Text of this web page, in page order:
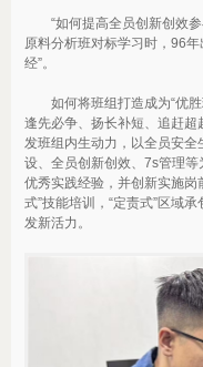
“如何提高全员创新创效参
原料分析班对标学习时，96
经”。
如何将班组打造成为“优胜
逢先必争、扬长补短、追赶超
发班组内生动力，以全员安
设、全员创新创效、7s管理
优秀实践经验，并创新实施岗
式”技能培训，“定责式”区域
发新活力。